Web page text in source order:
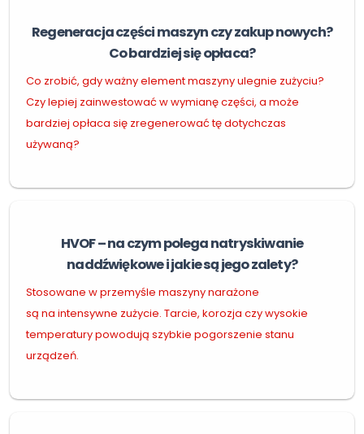
Regeneracja części maszyn czy zakup nowych?
Co bardziej się opłaca?
Co zrobić, gdy ważny element maszyny ulegnie zużyciu?
Czy lepiej zainwestować w wymianę części, a może
bardziej opłaca się zregenerować tę dotychczas
używaną?
HVOF – na czym polega natryskiwanie
naddźwiękowe i jakie są jego zalety?
Stosowane w przemyśle maszyny narażone
są na intensywne zużycie. Tarcie, korozja czy wysokie
temperatury powodują szybkie pogorszenie stanu
urządzeń.